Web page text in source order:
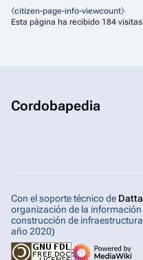
⧼citizen-page-info-viewcount⧽
Esta página ha recibido 184
Cordobapedia
Con el soporte técnico de
organización de la
construcción de
año 2020)